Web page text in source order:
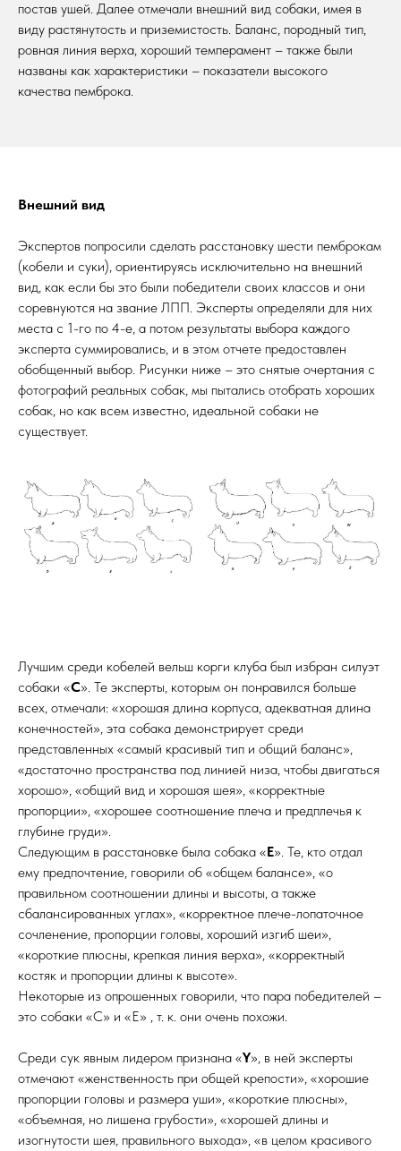
постав ушей. Далее отмечали внешний вид собаки, имея в
виду растянутость и приземистость. Баланс, породный тип,
ровная линия верха, хороший темперамент – также были
названы как характеристики – показатели высокого
качества пемброка.
Внешний вид
Экспертов попросили сделать расстановку шести пемброкам
(кобели и суки), ориентируясь исключительно на внешний
вид, как если бы это были победители своих классов и они
соревнуются на звание ЛПП. Эксперты определяли для них
места с 1-го по 4-е, а потом результаты выбора каждого
эксперта суммировались, и в этом отчете предоставлен
обобщенный выбор. Рисунки ниже – это снятые очертания с
фотографий реальных собак, мы пытались отобрать хороших
собак, но как всем известно, идеальной собаки не
существует.
Лучшим среди кобелей вельш корги клуба был избран силуэт
собаки «С». Те эксперты, которым он понравился больше
всех, отмечали: «хорошая длина корпуса, адекватная длина
конечностей», эта собака демонстрирует среди
представленных «самый красивый тип и общий баланс»,
«достаточно пространства под линией низа, чтобы двигаться
хорошо», «общий вид и хорошая шея», «корректные
пропорции», «хорошее соотношение плеча и предплечья к
глубине груди».
Следующим в расстановке была собака «Е». Те, кто отдал
ему предпочтение, говорили об «общем балансе», «о
правильном соотношении длины и высоты, а также
сбалансированных углах», «корректное плече-лопаточное
сочленение, пропорции головы, хороший изгиб шеи»,
«короткие плюсны, крепкая линия верха», «корректный
костяк и пропорции длины к высоте».
Некоторые из опрошенных говорили, что пара победителей –
это собаки «С» и «Е» , т. к. они очень похожи.
Среди сук явным лидером признана «Y», в ней эксперты
отмечают «женственность при общей крепости», «хорошие
пропорции головы и размера уши», «короткие плюсны»,
«объемная, но лишена грубости», «хорошей длины и
изогнутости шея, правильного выхода», «в целом красивого